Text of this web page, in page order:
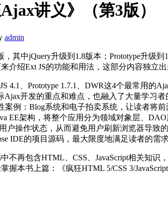
讲义》（第3版）
admin
其中jQuery升级到1.8版本；Prototype升级
介绍Ext JS的功能和用法，这部分内容独立出
4.1、Prototype 1.7.1、DWR这4个最常用
Ajax开发的重点和难点，也融入了大量学习
案例：Blog系统和电子拍卖系统，让读者将
EE架构，将整个应用分为领域对象层、
户操作状态，从而避免用户刷新浏览器导
IDE的项目源码，最大限度地满足读者的需
不再包含HTML、CSS、JavaScript相关知
握本书上篇：《疯狂HTML 5/CSS 3/